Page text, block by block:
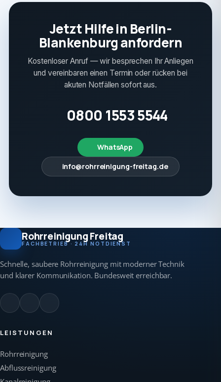
Jetzt Hilfe in Berlin-
Blankenburg anfordern
Kostenloser Anruf — wir besprechen Ihr Anliegen
und vereinbaren einen Termin oder rücken bei
akuten Notfällen sofort aus.
0800 1553 5544
WhatsApp
info@rohrreinigung-freitag.de
Rohrreinigung Freitag
FACHBETRIEB · 24H NOTDIENST
Schnelle, saubere Rohrreinigung mit moderner Technik
und klarer Kommunikation. Bundesweit erreichbar.
LEISTUNGEN
Rohrreinigung
Abflussreinigung